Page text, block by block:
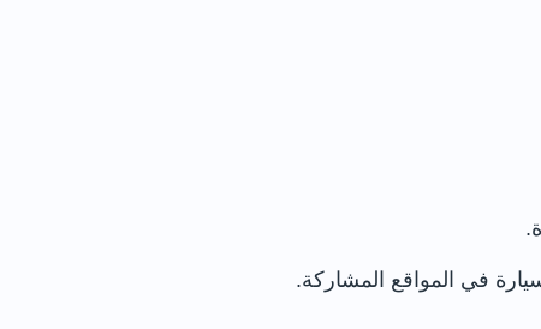
في المواقع المشاركة.